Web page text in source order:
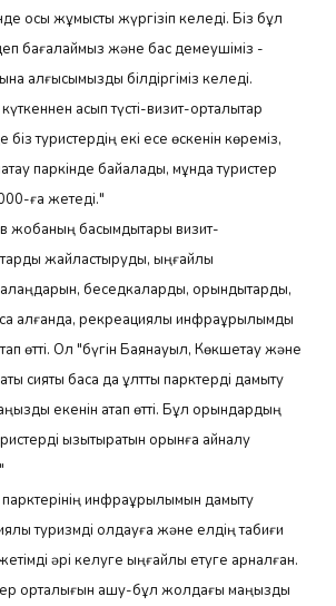
осы жұмысты жүргізіп келеді. Біз бұл
бағалаймыз және бас демеушіміз -
алғысымызды білдіргіміз келеді.
асып түсті-визит-орталықтар
туристердің екі есе өскенін көреміз,
паркінде байқалады, мұнда туристер
ға жетеді."
жобаның басымдықтары визит-
жайластыруды, ыңғайлы
алаңдарын, беседкаларды, орындықтарды,
алғанда, рекреациялық инфрақұрылымды
өтті. Ол "бүгін Баянауыл, Көкшетау және
сияқты басқа да ұлттық парктерді дамыту
екенін атап өтті. Бұл орындардың
қызықтыратын орынға айналу
парктерінің инфрақұрылымын дамыту
туризмді қолдауға және елдің табиғи
әрі келуге ыңғайлы етуге арналған.
орталығын ашу-бұл жолдағы маңызды